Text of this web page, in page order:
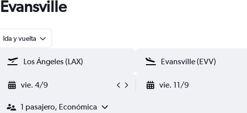
Evansville
Ida y vuelta
vie. 4/9 vie. 11/9
1 pasajero, Económica